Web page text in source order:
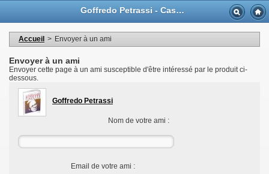
Goffredo Petrassi - Casa Musicale Eco
Accueil > Envoyer à un ami
Envoyer à un ami
Envoyer cette page à un ami susceptible d'être intéressé par le produit ci-
dessous.
Goffredo Petrassi
Nom de votre ami :
Email de votre ami :
Mes informations personnelles
Mes commandes
Mes bons de réductions
Déconnexion